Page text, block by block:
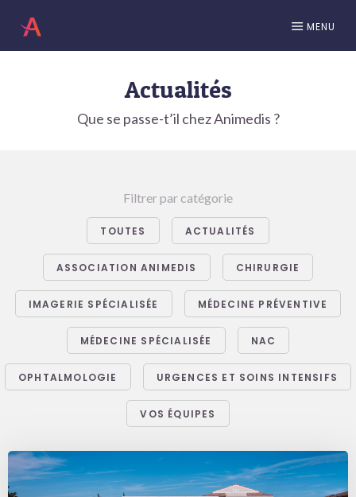
MENU
Actualités
Que se passe-t’il chez Animedis ?
Filtrer par catégorie
TOUTES ACTUALITÉS
ASSOCIATION ANIMEDIS CHIRURGIE
IMAGERIE SPÉCIALISÉE MÉDECINE PRÉVENTIVE
MÉDECINE SPÉCIALISÉE NAC
OPHTALMOLOGIE URGENCES ET SOINS INTENSIFS
VOS ÉQUIPES